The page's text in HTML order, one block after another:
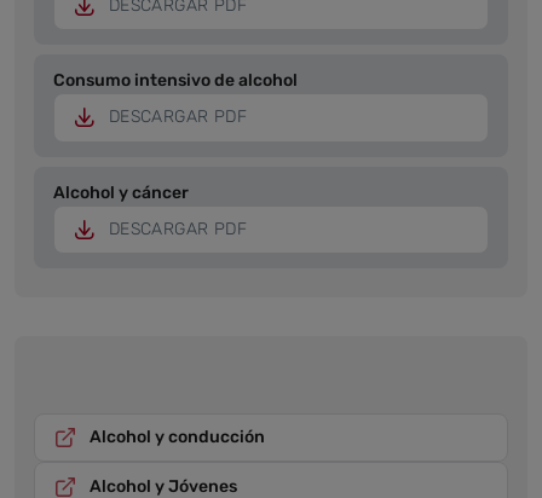
DESCARGAR PDF
Consumo intensivo de alcohol
DESCARGAR PDF
Alcohol y cáncer
DESCARGAR PDF
Alcohol y conducción
Alcohol y Jóvenes